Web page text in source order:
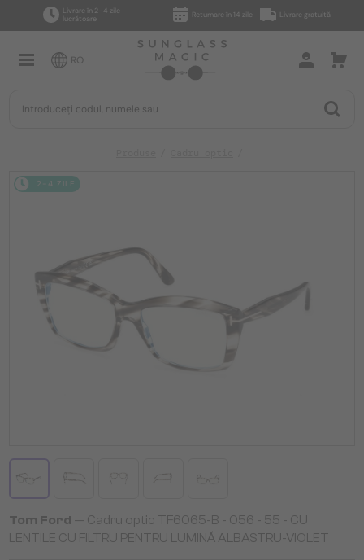
Livrare în 2–4 zile
lucrătoare
Returnare în 14 zile Livrare gratuită
RO
2-4 ZILE
Tom Ford — Cadru optic TF6065-B - 056 - 55 - CU
LENTILE CU FILTRU PENTRU LUMINĂ ALBASTRU-VIOLET